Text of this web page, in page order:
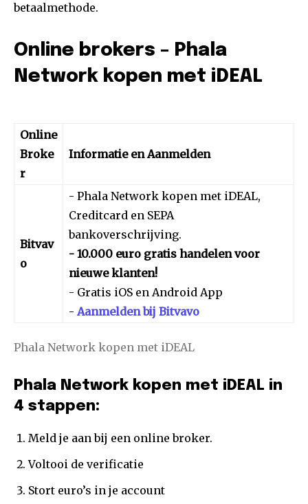
betaalmethode.
Online brokers – Phala
Network kopen met iDEAL
Online
Broke
r
Informatie en Aanmelden
Bitvav
o
- Phala Network kopen met iDEAL,
Creditcard en SEPA
bankoverschrijving.
- 10.000 euro gratis handelen voor
nieuwe klanten!
- Gratis iOS en Android App
- Aanmelden bij Bitvavo
Phala Network kopen met iDEAL
Phala Network kopen met iDEAL in
4 stappen:
Meld je aan bij een online broker.
Voltooi de verificatie
Stort euro’s in je account